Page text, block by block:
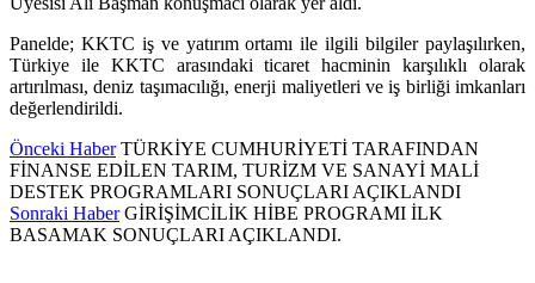
Panelde; KKTC iş ve yatırım ortamı ile ilgili bilgiler paylaşılırken,
Türkiye ile KKTC arasındaki ticaret hacminin karşılıklı olarak
artırılması, deniz taşımacılığı, enerji maliyetleri ve iş birliği imkanları
değerlendirildi.
Önceki Haber TÜRKİYE CUMHURİYETİ TARAFINDAN
FİNANSE EDİLEN TARIM, TURİZM VE SANAYİ MALİ
DESTEK PROGRAMLARI SONUÇLARI AÇIKLANDI
Sonraki Haber GİRİŞİMCİLİK HİBE PROGRAMI İLK
BASAMAK SONUÇLARI AÇIKLANDI.